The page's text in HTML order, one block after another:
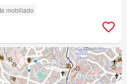
mobiliado